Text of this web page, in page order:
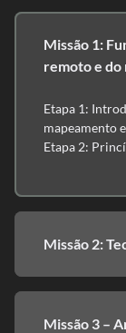
Missão 1:
remoto e do
Etapa 1:
mapeamento
Etapa 2:
Missão 2:
Missão 3 –